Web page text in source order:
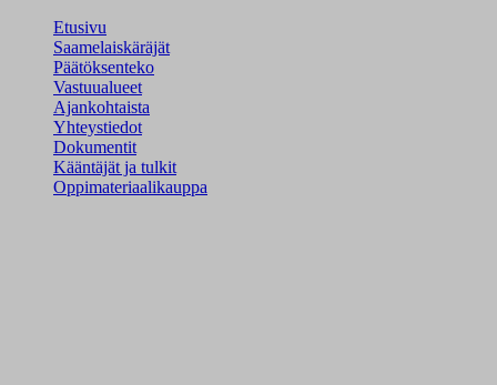
Etusivu
Saamelaiskäräjät
Päätöksenteko
Vastuualueet
Ajankohtaista
Yhteystiedot
Dokumentit
Kääntäjät ja tulkit
Oppimateriaalikauppa